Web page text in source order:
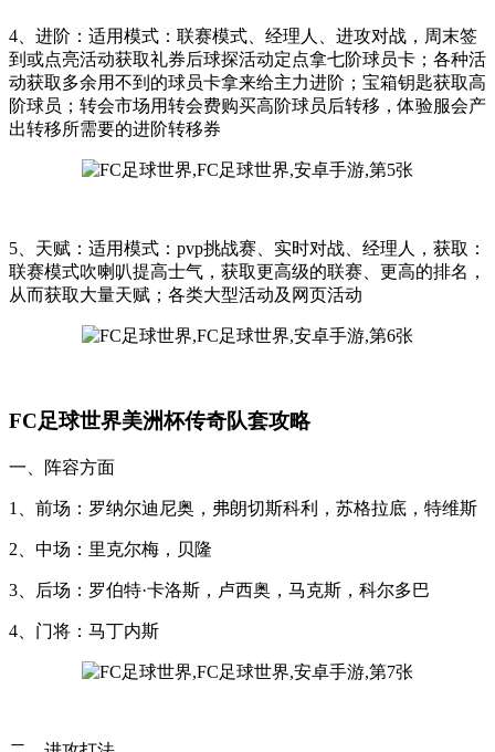
4、进阶：适用模式：联赛模式、经理人、进攻对战，周末签
到或点亮活动获取礼券后球探活动定点拿七阶球员卡；各种活
动获取多余用不到的球员卡拿来给主力进阶；宝箱钥匙获取高
阶球员；转会市场用转会费购买高阶球员后转移，体验服会产
出转移所需要的进阶转移券
5、天赋：适用模式：pvp挑战赛、实时对战、经理人，获取：
联赛模式吹喇叭提高士气，获取更高级的联赛、更高的排名，
从而获取大量天赋；各类大型活动及网页活动
FC足球世界美洲杯传奇队套攻略
一、阵容方面
1、前场：罗纳尔迪尼奥，弗朗切斯科利，苏格拉底，特维斯
2、中场：里克尔梅，贝隆
3、后场：罗伯特·卡洛斯，卢西奥，马克斯，科尔多巴
4、门将：马丁内斯